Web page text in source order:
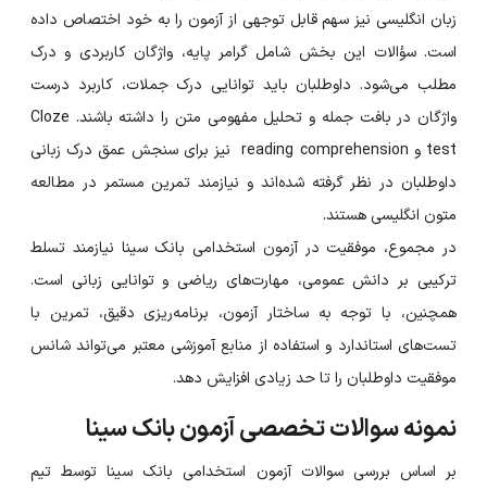
زبان انگلیسی نیز سهم قابل توجهی از آزمون را به خود اختصاص داده
است. سؤالات این بخش شامل گرامر پایه، واژگان کاربردی و درک
مطلب می‌شود. داوطلبان باید توانایی درک جملات، کاربرد درست
واژگان در بافت جمله و تحلیل مفهومی متن را داشته باشند. Cloze
test و reading comprehension نیز برای سنجش عمق درک زبانی
داوطلبان در نظر گرفته شده‌اند و نیازمند تمرین مستمر در مطالعه
متون انگلیسی هستند.
در مجموع، موفقیت در آزمون استخدامی بانک سینا نیازمند تسلط
ترکیبی بر دانش عمومی، مهارت‌های ریاضی و توانایی زبانی است.
همچنین، با توجه به ساختار آزمون، برنامه‌ریزی دقیق، تمرین با
تست‌های استاندارد و استفاده از منابع آموزشی معتبر می‌تواند شانس
موفقیت داوطلبان را تا حد زیادی افزایش دهد.
نمونه سوالات تخصصی آزمون بانک سینا
بر اساس بررسی سوالات آزمون استخدامی بانک سینا توسط تیم